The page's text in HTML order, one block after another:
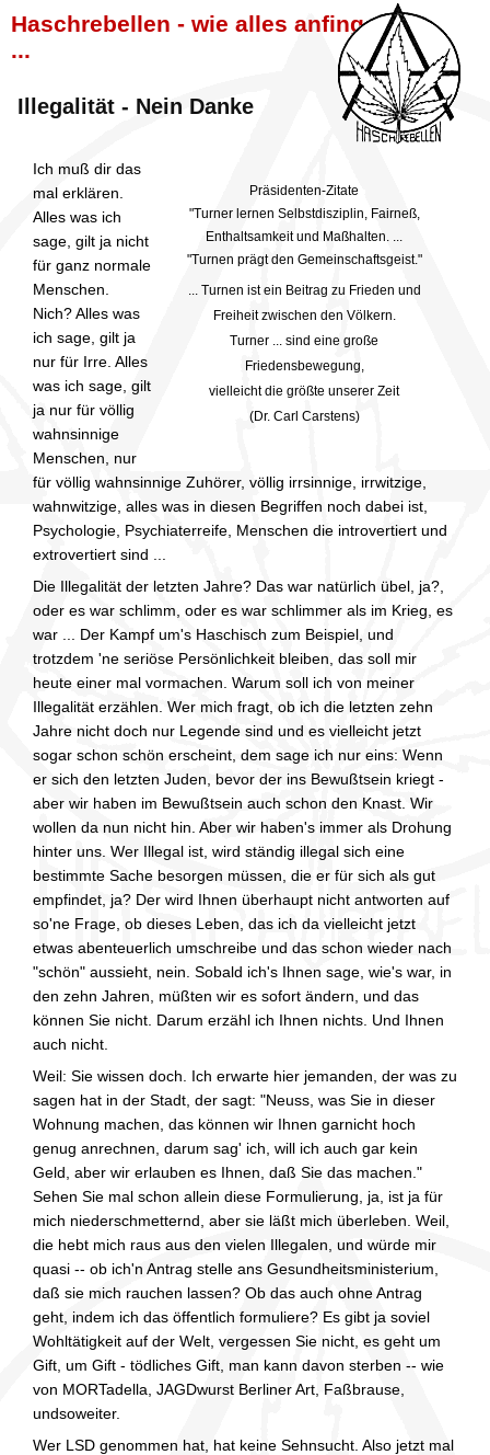
Haschrebellen - wie alles anfing
...
Illegalität - Nein Danke
Präsidenten-Zitate
"Turner lernen Selbstdisziplin, Fairneß,
Enthaltsamkeit und Maßhalten. ...
"Turnen prägt den Gemeinschaftsgeist."
... Turnen ist ein Beitrag zu Frieden und
Freiheit zwischen den Völkern.
Turner ... sind eine große
Friedensbewegung,
vielleicht die größte unserer Zeit
(Dr. Carl Carstens)
Ich muß dir das
mal erklären.
Alles was ich
sage, gilt ja nicht
für ganz normale
Menschen.
Nich? Alles was
ich sage, gilt ja
nur für Irre. Alles
was ich sage, gilt
ja nur für völlig
wahnsinnige
Menschen, nur
für völlig wahnsinnige Zuhörer, völlig irrsinnige, irrwitzige,
wahnwitzige, alles was in diesen Begriffen noch dabei ist,
Psychologie, Psychiaterreife, Menschen die introvertiert und
extrovertiert sind ...
Die Illegalität der letzten Jahre? Das war natürlich übel, ja?,
oder es war schlimm, oder es war schlimmer als im Krieg, es
war ... Der Kampf um's Haschisch zum Beispiel, und
trotzdem 'ne seriöse Persönlichkeit bleiben, das soll mir
heute einer mal vormachen. Warum soll ich von meiner
Illegalität erzählen. Wer mich fragt, ob ich die letzten zehn
Jahre nicht doch nur Legende sind und es vielleicht jetzt
sogar schon schön erscheint, dem sage ich nur eins: Wenn
er sich den letzten Juden, bevor der ins Bewußtsein kriegt -
aber wir haben im Bewußtsein auch schon den Knast. Wir
wollen da nun nicht hin. Aber wir haben's immer als Drohung
hinter uns. Wer Illegal ist, wird ständig illegal sich eine
bestimmte Sache besorgen müssen, die er für sich als gut
empfindet, ja? Der wird Ihnen überhaupt nicht antworten auf
so'ne Frage, ob dieses Leben, das ich da vielleicht jetzt
etwas abenteuerlich umschreibe und das schon wieder nach
"schön" aussieht, nein. Sobald ich's Ihnen sage, wie's war, in
den zehn Jahren, müßten wir es sofort ändern, und das
können Sie nicht. Darum erzähl ich Ihnen nichts. Und Ihnen
auch nicht.
Weil: Sie wissen doch. Ich erwarte hier jemanden, der was zu
sagen hat in der Stadt, der sagt: "Neuss, was Sie in dieser
Wohnung machen, das können wir Ihnen garnicht hoch
genug anrechnen, darum sag' ich, will ich auch gar kein
Geld, aber wir erlauben es Ihnen, daß Sie das machen."
Sehen Sie mal schon allein diese Formulierung, ja, ist ja für
mich niederschmetternd, aber sie läßt mich überleben. Weil,
die hebt mich raus aus den vielen Illegalen, und würde mir
quasi -- ob ich'n Antrag stelle ans Gesundheitsministerium,
daß sie mich rauchen lassen? Ob das auch ohne Antrag
geht, indem ich das öffentlich formuliere? Es gibt ja soviel
Wohltätigkeit auf der Welt, vergessen Sie nicht, es geht um
Gift, um Gift - tödliches Gift, man kann davon sterben -- wie
von MORTadella, JAGDwurst Berliner Art, Faßbrause,
undsoweiter.
Wer LSD genommen hat, hat keine Sehnsucht. Also jetzt mal